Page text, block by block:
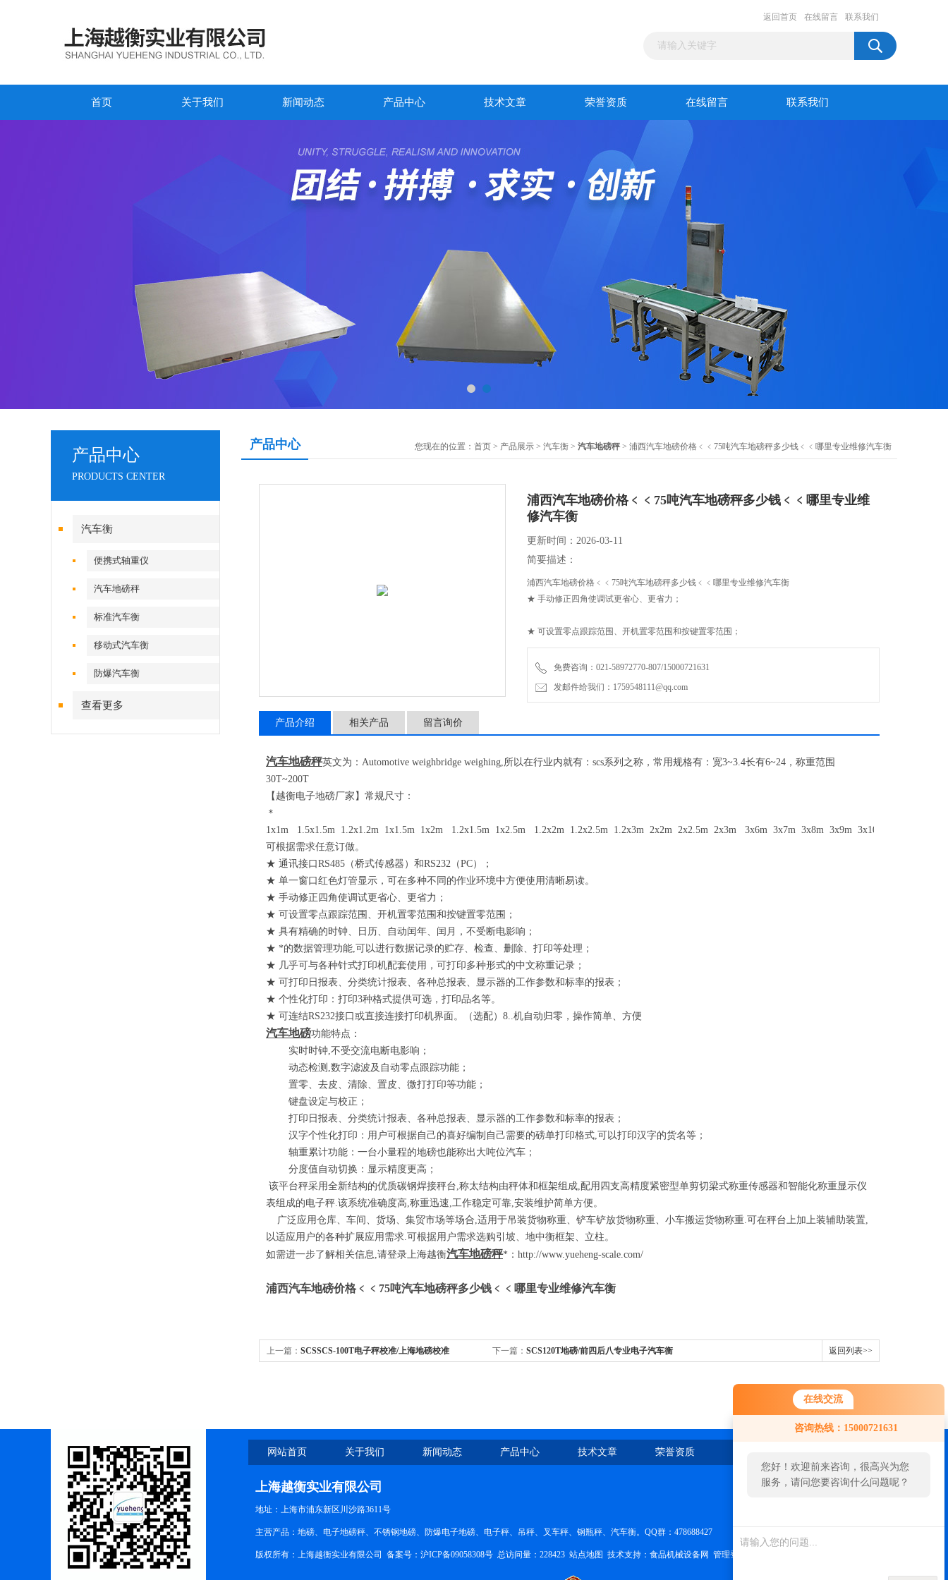
在线交流
咨询热线：15000721631
您好！欢迎前来咨询，很高兴为您
服务，请问您要咨询什么问题呢？
返回首页 在线留言 联系我们
首页 关于我们 新闻动态 产品中心 技术文章 荣誉资质 在线留言 联系我们
产品中心
PRODUCTS CENTER
汽车衡
便携式轴重仪
汽车地磅秤
标准汽车衡
移动式汽车衡
防爆汽车衡
查看更多
产品中心 您现在的位置： 首页 > 产品展示 > 汽车衡 > 汽车地磅秤> 浦西汽车地磅价格﹤﹤75吨汽车地磅秤多少钱﹤﹤哪里专业维修汽车衡
浦西汽车地磅价格﹤﹤75吨汽车地磅秤多少钱﹤﹤哪里专业维
修汽车衡
更新时间：2026-03-11
简要描述：
浦西汽车地磅价格﹤﹤75吨汽车地磅秤多少钱﹤﹤哪里专业维修汽车衡
★ 手动修正四角使调试更省心、更省力；
★ 可设置零点跟踪范围、开机置零范围和按键置零范围；
★ 具有精确的时钟、日历、自动闰年、闰月，不受断电影响；
免费咨询：021-58972770-807/15000721631
发邮件给我们：1759548111@qq.com
产品介绍 相关产品 留言询价
汽车地磅秤英文为： Automotive weighbridge weighing,所以在行业内就有： scs系列之称，常用规格有：宽3~3.4长有6~24 ，称重范围
30T~200T
【越衡电子地磅厂家】常规尺寸：
＊
1x1m 1.5x1.5m 1.2x1.2m 1x1.5m 1x2m 1.2x1.5m 1x2.5m 1.2x2m 1.2x2.5m 1.2x3m 2x2m 2x2.5m 2x3m 3x6m 3x7m 3x8m 3x9m 3x10m 3x12m
可根据需求任意订做。
★ 通讯接口 RS485 （桥式传感器）和RS232 （PC）；
★ 单一窗口红色灯管显示，可在多种不同的作业环境中方便使用清晰易读。
★ 手动修正四角使调试更省心、更省力；
★ 可设置零点跟踪范围、开机置零范围和按键置零范围；
★ 具有精确的时钟、日历、自动闰年、闰月，不受断电影响；
★ *的数据管理功能,可以进行数据记录的贮存、检查、删除、打印等处理；
★ 几乎可与各种针式打印机配套使用，可打印多种形式的中文称重记录；
★ 可打印日报表、分类统计报表、各种总报表、显示器的工作参数和标率的报表；
★ 个性化打印：打印3种格式提供可选，打印品名等。
★ 可连结RS232接口或直接连接打印机界面。 （选配）8..机自动归零，操作简单、方便
汽车地磅功能特点：
实时时钟,不受交流电断电影响；
动态检测 ,数字滤波及自动零点跟踪功能；
置零、去皮、清除、置皮、微打打印等功能；
键盘设定与校正；
打印日报表、分类统计报表、各种总报表、显示器的工作参数和标率的报表；
汉字个性化打印：用户可根据自己的喜好编制自己需要的磅单打印格式,可以打印汉字的货名等；
轴重累计功能：一台小量程的地磅也能称出大吨位汽车；
分度值自动切换：显示精度更高；
该平台秤采用全新结构的优质碳钢焊接秤台,称太结构由秤体和框架组成,配用四支高精度紧密型单剪切梁式称重传感器和智能化称重显示仪
表组成的电子秤.该系统准确度高,称重迅速,工作稳定可靠,安装维护简单方便。
广泛应用仓库、车间、货场、集贸市场等场合,适用于吊装货物称重、铲车铲放货物称重、小车搬运货物称重.可在秤台上加上装辅助装置,
以适应用户的各种扩展应用需求.可根据用户需求选购引坡、地中衡框架、立柱。
如需进一步了解相关信息,请登录上海越衡汽车地磅秤*： http://www.yueheng-scale.com/
浦西汽车地磅价格﹤﹤ 75吨汽车地磅秤多少钱 ﹤﹤ 哪里专业维修汽车衡
上一篇： SCSSCS-100T电子秤校准/上海地磅校准 下一篇： SCS120T地磅/前四后八专业电子汽车衡 返回列表>>
网站首页 关于我们 新闻动态 产品中心 技术文章 荣誉资质
上海越衡实业有限公司
地址：上海市浦东新区川沙路3611号
主营产品：地磅、电子地磅秤、不锈钢地磅、防爆电子地磅、电子秤、吊秤、叉车秤、钢瓶秤、汽车衡。QQ群：478688427
版权所有：上海越衡实业有限公司 备案号： 沪ICP备09058308号 总访问量：228423 站点地图 技术支持： 食品机械设备网 管理登陆